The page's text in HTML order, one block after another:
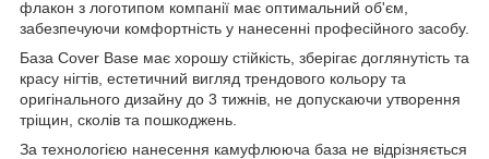
флакон з логотипом компанії має оптимальний об'єм,
забезпечуючи комфортність у нанесенні професійного засобу.
База Cover Base має хорошу стійкість, зберігає доглянутість та
красу нігтів, естетичний вигляд трендового кольору та
оригінального дизайну до 3 тижнів, не допускаючи утворення
тріщин, сколів та пошкоджень.
За технологією нанесення камуфлююча база не відрізняється